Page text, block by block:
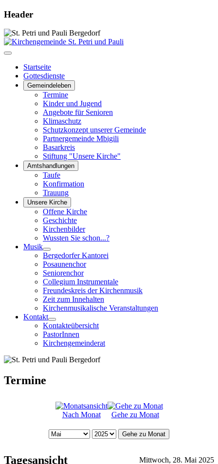
Header
Startseite
Gottesdienste
Gemeindeleben
Termine
Kinder und Jugend
Angebote für Senioren
Klimaschutz
Schutzkonzept unserer Gemeinde
Partnergemeinde Mbigili
Basarkreis
Stiftung "Unsere Kirche"
Amtshandlungen
Taufe
Konfirmation
Trauung
Unsere Kirche
Offene Kirche
Geschichte
Kirchenbilder
Wussten Sie schon...?
Musik
Bergedorfer Kantorei
Posaunenchor
Seniorenchor
Collegium Instrumentale
Freundeskreis der Kirchenmusik
Zeit zum Innehalten
Kirchenmusikalische Veranstaltungen
Kontakt
Kontakteübersicht
PastorInnen
Kirchengemeinderat
Termine
Nach Monat Gehe zu Monat
Gehe zu Monat
Tagesansicht Mittwoch, 28. Mai 2025